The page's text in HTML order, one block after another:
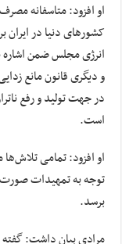
او افزود: متاسفانه
کشور‌های دنیا در
انرژی مجلس ضمن
و دیگری قانون مانع
در جهت تولید و رفع
است.
او افزود: تمامی
توجه به تمهیدات صورت
برسد.